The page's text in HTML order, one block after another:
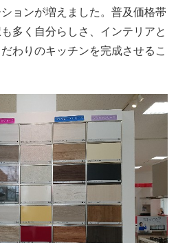
ョンが増えました。普及価格帯
多く自分らしさ、インテリアと
わりのキッチンを完成させるこ